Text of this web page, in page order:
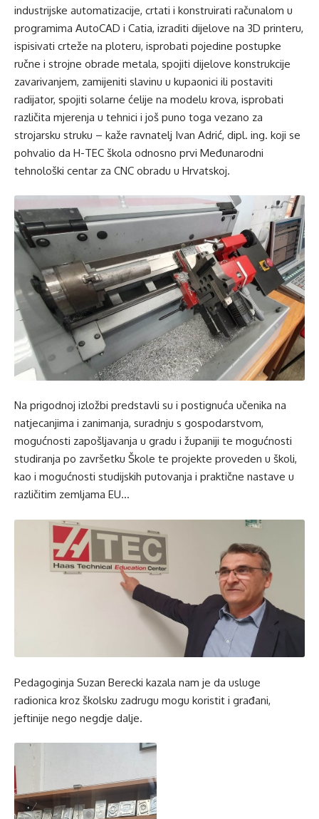
industrijske automatizacije, crtati i konstruirati računalom u
programima AutoCAD i Catia, izraditi dijelove na 3D printeru,
ispisivati crteže na ploteru, isprobati pojedine postupke
ručne i strojne obrade metala, spojiti dijelove konstrukcije
zavarivanjem, zamijeniti slavinu u kupaonici ili postaviti
radijator, spojiti solarne ćelije na modelu krova, isprobati
različita mjerenja u tehnici i još puno toga vezano za
strojarsku struku – kaže ravnatelj Ivan Adrić, dipl. ing. koji se
pohvalio da H-TEC škola odnosno prvi Međunarodni
tehnološki centar za CNC obradu u Hrvatskoj.
Na prigodnoj izložbi predstavli su i postignuća učenika na
natjecanjima i zanimanja, suradnju s gospodarstvom,
mogućnosti zapošljavanja u gradu i županiji te mogućnosti
studiranja po završetku Škole te projekte proveden u školi,
kao i mogućnosti studijskih putovanja i praktične nastave u
različitim zemljama EU…
Pedagoginja Suzan Berecki kazala nam je da usluge
radionica kroz školsku zadrugu mogu koristit i građani,
jeftinije nego negdje dalje.